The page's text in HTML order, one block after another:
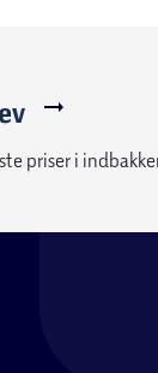
priser i